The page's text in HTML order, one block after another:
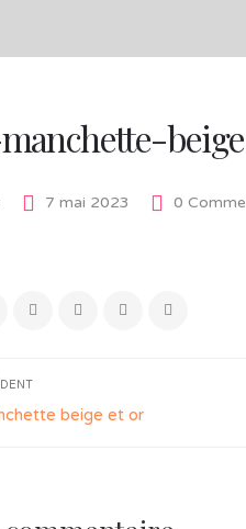
7 mai 2023 0
beige et or